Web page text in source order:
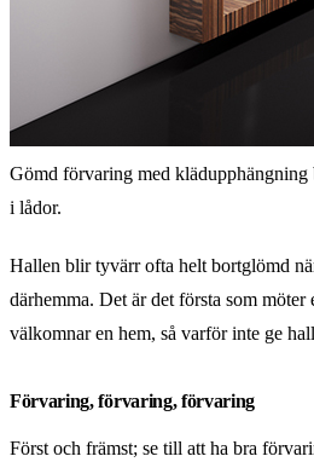
Gömd förvaring med
i lådor.
Hallen blir tyvärr ofta helt bortglömd
därhemma. Det är det första som möter
välkomnar en hem, så varför inte ge
Förvaring, förvaring, förvaring
Först och främst; se till att ha bra